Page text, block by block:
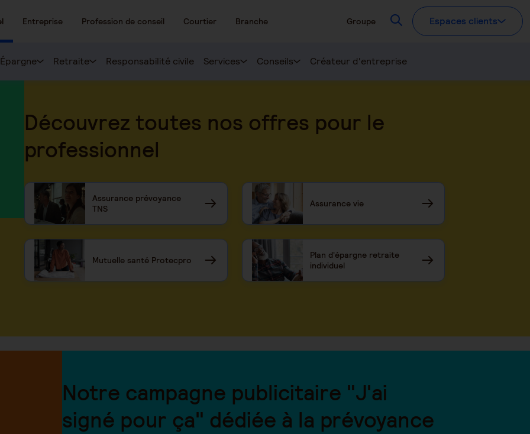
Entreprise Profession de conseil Courtier Branche Groupe RecherchezEspaces clients
Épargne Retraite Responsabilité civile Services Conseils Créateur d'entreprise
Découvrez toutes nos offres pour le
professionnel
Assurance prévoyance
TNS
Assurance vie
Mutuelle santé Protecpro
Plan d'épargne retraite
individuel
Notre campagne publicitaire "J'ai
signé pour ça" dédiée à la prévoyance